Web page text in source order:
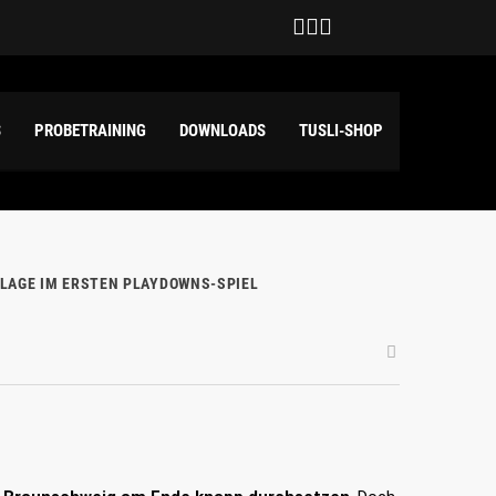
PROBETRAINING DOWNLOADS TUSLI-SHOP
IM ERSTEN PLAYDOWNS-SPIEL